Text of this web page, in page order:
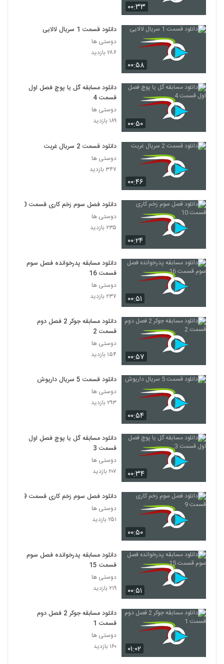
۰۰:۳۳
۰۰:۵۸
دانلود قسمت 1 سریال لالایی
دوستی ها
۲۸۶ بازدید
۰۰:۵۰
دانلود مسابقه گل یا پوچ فصل اول
قسمت 4
دوستی ها
۱۸۹ بازدید
۰۰:۴۶
دانلود قسمت 2 سریال غربت
دوستی ها
۳۴۷ بازدید
۰۰:۲۴
دانلود فصل سوم زخم کاری قسمت 10
دوستی ها
۲۳۵ بازدید
۰۰:۵۱
دانلود مسابقه پدرخوانده فصل سوم
قسمت 16
دوستی ها
۲۳۷ بازدید
۰۰:۵۷
دانلود مسابقه جوکر 2 فصل دوم
قسمت 2
دوستی ها
۱۵۴ بازدید
۰۰:۵۴
دانلود قسمت 5 سریال داریوش
دوستی ها
۲۹۳ بازدید
۰۰:۳۴
دانلود مسابقه گل یا پوچ فصل اول
قسمت 3
دوستی ها
۲۰۷ بازدید
۰۰:۵۰
دانلود فصل سوم زخم کاری قسمت 9
دوستی ها
۲۵۱ بازدید
۰۰:۵۱
دانلود مسابقه پدرخوانده فصل سوم
قسمت 15
دوستی ها
۲۱۹ بازدید
۰۱:۰۲
دانلود مسابقه جوکر 2 فصل دوم
قسمت 1
دوستی ها
۱۶۰ بازدید